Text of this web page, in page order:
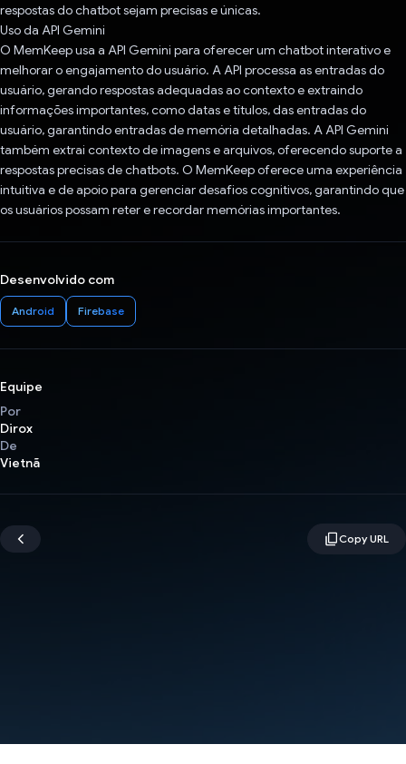
respostas do chatbot sejam precisas e únicas.
Uso da API Gemini
O MemKeep usa a API Gemini para oferecer um chatbot interativo e
melhorar o engajamento do usuário. A API processa as entradas do
usuário, gerando respostas adequadas ao contexto e extraindo
informações importantes, como datas e títulos, das entradas do
usuário, garantindo entradas de memória detalhadas. A API Gemini
também extrai contexto de imagens e arquivos, oferecendo suporte a
respostas precisas de chatbots. O MemKeep oferece uma experiência
intuitiva e de apoio para gerenciar desafios cognitivos, garantindo que
os usuários possam reter e recordar memórias importantes.
Desenvolvido com
Android Firebase
Equipe
Por
Dirox
De
Vietnã